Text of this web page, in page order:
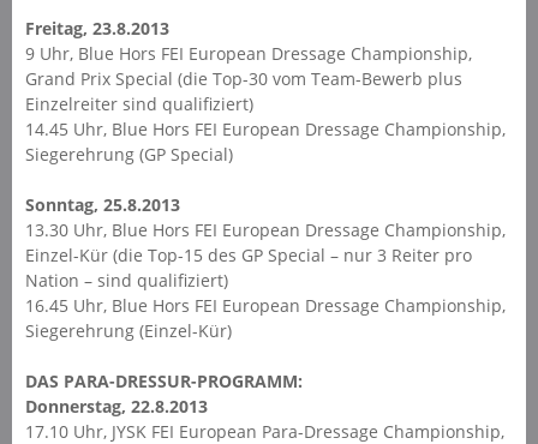
Freitag, 23.8.2013
9 Uhr, Blue Hors FEI European Dressage Championship,
Grand Prix Special (die Top-30 vom Team-Bewerb plus
Einzelreiter sind qualifiziert)
14.45 Uhr, Blue Hors FEI European Dressage Championship,
Siegerehrung (GP Special)
Sonntag, 25.8.2013
13.30 Uhr, Blue Hors FEI European Dressage Championship,
Einzel-Kür (die Top-15 des GP Special – nur 3 Reiter pro
Nation – sind qualifiziert)
16.45 Uhr, Blue Hors FEI European Dressage Championship,
Siegerehrung (Einzel-Kür)
DAS PARA-DRESSUR-PROGRAMM:
Donnerstag, 22.8.2013
17.10 Uhr, JYSK FEI European Para-Dressage Championship,